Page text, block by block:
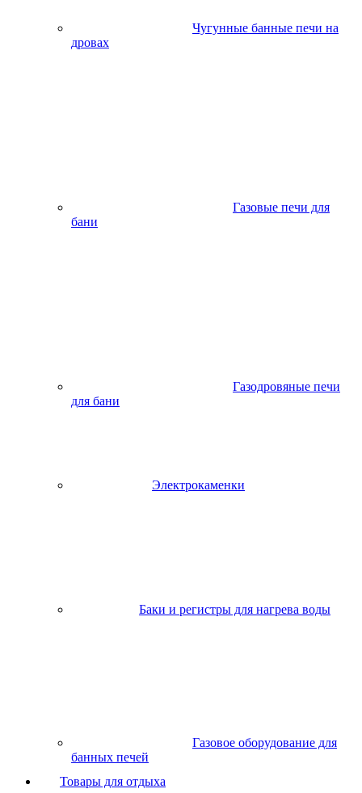
Чугунные банные печи на
дровах
Газовые печи для
бани
Газодровяные печи
для бани
Электрокаменки
Баки и регистры для нагрева воды
Газовое оборудование для
банных печей
Товары для отдыха